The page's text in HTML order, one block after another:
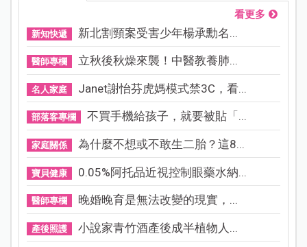
看更多
新知快遞 新北割頸案受害少年楊承勳名...
醫師專欄 立秋後秋燥來襲！中醫教養肺...
名人家庭 Janet謝怡芬虎媽模式禁3C，看...
部落客專欄 不買手機給孩子，就要被貼「...
家庭關係 為什麼不想或不敢生二胎？這8...
寶貝健康 0.05%阿托品近視控制眼藥水納...
醫師專欄 晚婚晚育是無法改變的現實，...
產後照護 小說家青竹酒產後成半植物人...